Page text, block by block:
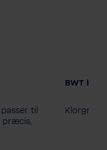
til
præcis,
Størrelse
BWT